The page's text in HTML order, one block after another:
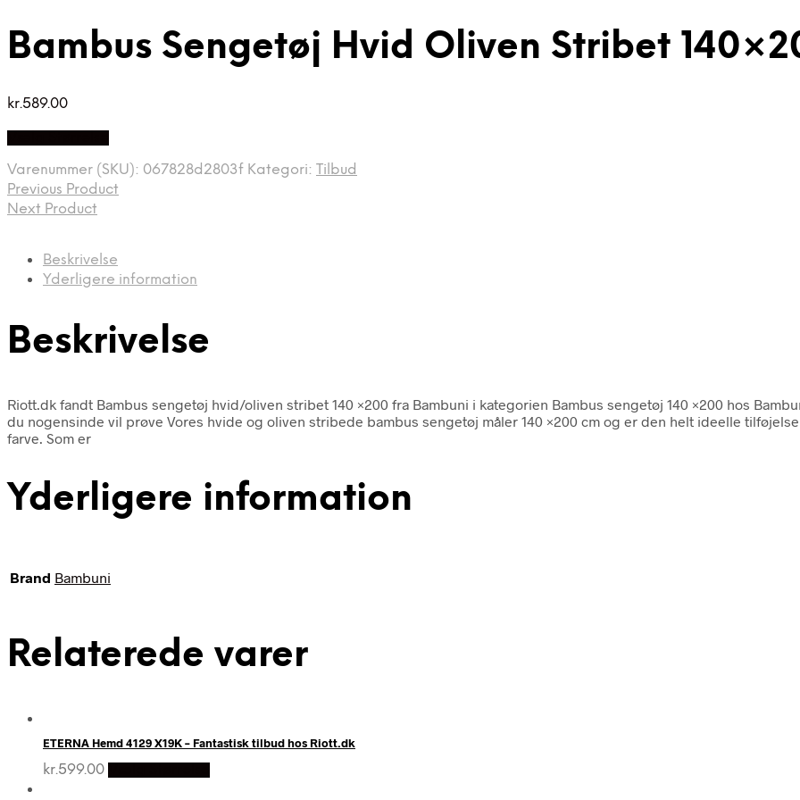
Bambus Sengetøj Hvid Oliven Stribet
kr.589.00
Varenummer (SKU): 067828d2803f Kategori: Tilbud
Previous Product
Next Product
Beskrivelse
Yderligere information
Beskrivelse
Riott.dk fandt Bambus sengetøj hvid/oliven stribet 140 ×200 fra Bambuni i kategorien Bambus sengetøj 140 ×200 hos
du nogensinde vil prøve Vores hvide og oliven stribede bambus sengetøj måler 140 ×200 cm og er den helt ideelle
farve. Som er
Yderligere information
Brand Bambuni
Relaterede varer
ETERNA Hemd 4129 X19K – Fantastisk tilbud hos Riott.dk
kr.599.00